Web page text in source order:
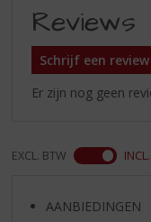
Reviews
Schrijf een review
Er zijn nog geen
EXCL. BTW
AANBIEDINGEN